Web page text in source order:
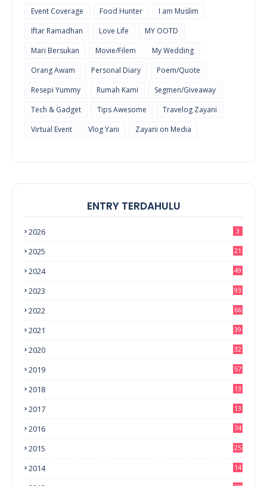
Event Coverage
Food Hunter
I am Muslim
Iftar Ramadhan
Love Life
MY OOTD
Mari Bersukan
Movie/Filem
My Wedding
Orang Awam
Personal Diary
Poem/Quote
Resepi Yummy
Rumah Kami
Segmen/Giveaway
Tech & Gadget
Tips Awesome
Travelog Zayani
Virtual Event
Vlog Yani Zayani on Media
ENTRY TERDAHULU
2026 3
2025 21
2024 49
2023 93
2022 66
2021 39
2020 32
2019 57
2018
13
2017
13
2016 74
2015 25
2014
14